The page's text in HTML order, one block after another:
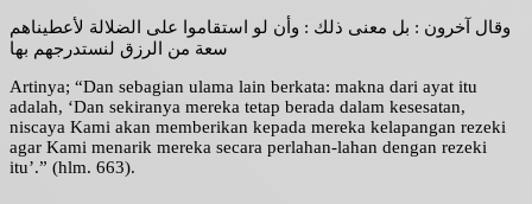
وقال آخرون : بل معنى ذلك : وأن لو استقاموا على الضلالة لأعطيناهم
سعة من الرزق لنستدرجهم بها
Artinya; “Dan sebagian ulama lain berkata: makna dari ayat itu
adalah, ‘Dan sekiranya mereka tetap berada dalam kesesatan,
niscaya Kami akan memberikan kepada mereka kelapangan rezeki
agar Kami menarik mereka secara perlahan-lahan dengan rezeki
itu’.” (hlm. 663).